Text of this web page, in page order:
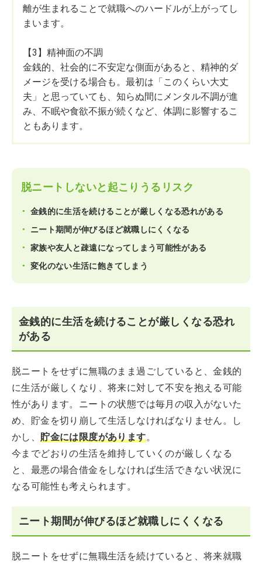
離が生まれることで就職へのハードルが上がってし
まいます。
【3】精神面の不調
金銭的、社会的に不安定な側面があると、精神的ダ
メージを受ける場合も。最初は「このくらい大丈
夫」と思っていても、知らぬ間にメンタル不調が進
み、不眠や食欲不振が続くなど、体調に影響するこ
ともあります。
脱ニートしないと起こりうるリスク
金銭的に生活を続けることが厳しくなる恐れがある
ニート期間が伸びるほど就職しにくくなる
家族や友人と疎遠になってしまう可能性がある
変化のない生活に飽きてしまう
金銭的に生活を続けることが厳しくなる恐れ
がある
脱ニートをせずに無職のまま過ごしていると、金銭的
に生活が厳しくなり、将来に対して不安を抱える可能
性があります。ニートの状態では毎月の収入がないた
め、貯金を切り崩して生活しなければなりません。し
かし、 貯金には限度があります。
今までどおりの生活を維持していくのが厳しくなる
と、最悪の場合借金をしなければ生活できない状況に
なる可能性も考えられます。
ニート期間が伸びるほど就職しにくくなる
脱ニートをせずに無職生活を続けていると、将来就職